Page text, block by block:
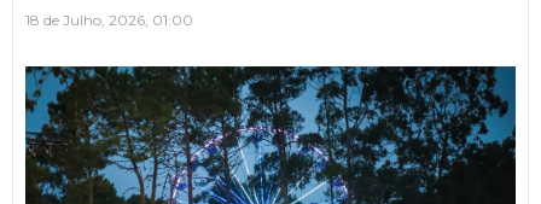
18 de Julho, 2026, 01:00